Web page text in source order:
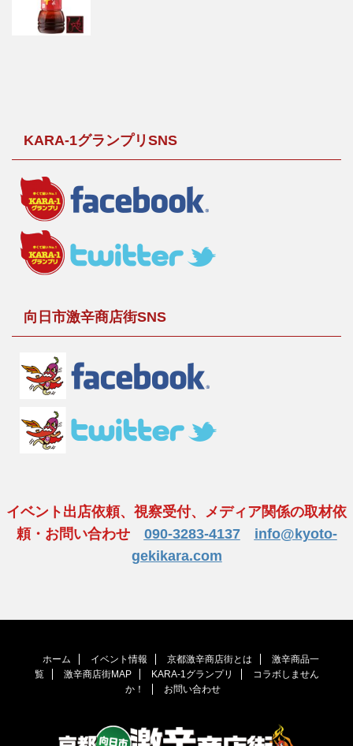
KARA-1グランプリSNS
向日市激辛商店街SNS
イベント出店依頼、視察受付、メディア関係の取材依
頼・お問い合わせ 090-3283-4137
info@kyoto-
gekikara.com
ホーム イベント情報 京都激辛商店街とは
激辛商品一
覧
激辛商店街MAP KARA-1グランプリ
コラボしません
か！
お問い合わせ